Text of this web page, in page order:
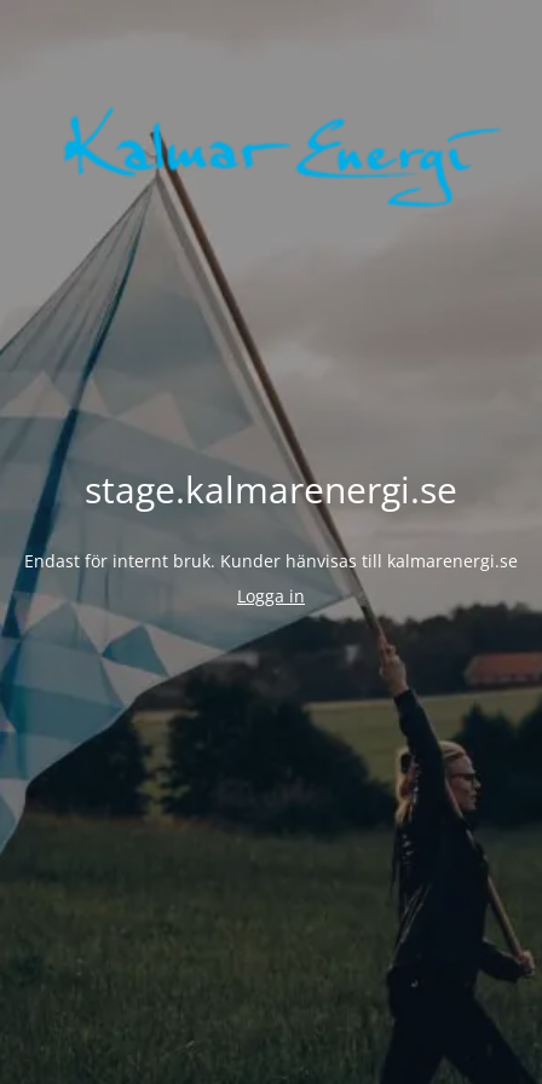
stage.kalmarenergi.se
Endast för internt bruk. Kunder hänvisas till kalmarenergi.se
Logga in